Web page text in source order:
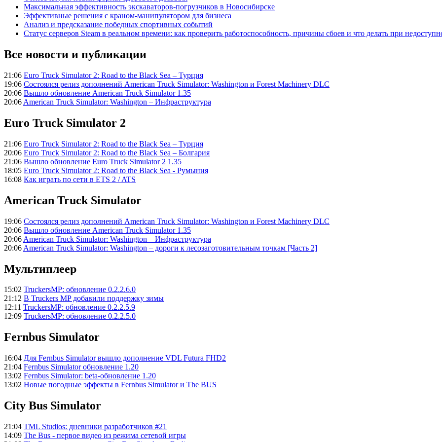
Максимальная эффективность экскаваторов-погрузчиков в Новосибирске
Эффективные решения с краном-манипулятором для бизнеса
Анализ и предсказание победных спортивных событий
Статус серверов Steam в реальном времени: как проверить работоспособность, причины сбоев и что делать при
Все новости и публикации
21:06 Euro Truck Simulator 2: Road to the Black Sea – Турция
19:06 Состоялся релиз дополнений American Truck Simulator: Washington и Forest Machinery DLC
20:06 Вышло обновление American Truck Simulator 1.35
20:06 American Truck Simulator: Washington – Инфраструктура
Euro Truck Simulator 2
21:06 Euro Truck Simulator 2: Road to the Black Sea – Турция
20:06 Euro Truck Simulator 2: Road to the Black Sea – Болгария
21:06 Вышло обновление Euro Truck Simulator 2 1.35
18:05 Euro Truck Simulator 2: Road to the Black Sea - Румыния
16:08 Как играть по сети в ETS 2 / ATS
American Truck Simulator
19:06 Состоялся релиз дополнений American Truck Simulator: Washington и Forest Machinery DLC
20:06 Вышло обновление American Truck Simulator 1.35
20:06 American Truck Simulator: Washington – Инфраструктура
20:06 American Truck Simulator: Washington – дороги к лесозаготовительным точкам [Часть 2]
Мультиплеер
15:02 TruckersMP: обновление 0.2.2.6.0
21:12 В Truckers MP добавили поддержку зимы
12:11 TruckersMP: обновление 0.2.2.5.9
12:09 TruckersMP: обновление 0.2.2.5.0
Fernbus Simulator
16:04 Для Fernbus Simulator вышло дополнение VDL Futura FHD2
21:04 Fernbus Simulator обновление 1.20
13:02 Fernbus Simulator: beta-обновление 1.20
13:02 Новые погодные эффекты в Fernbus Simulator и The BUS
City Bus Simulator
21:04 TML Studios: дневники разработчиков #21
14:09 The Bus - первое видео из режима сетевой игры